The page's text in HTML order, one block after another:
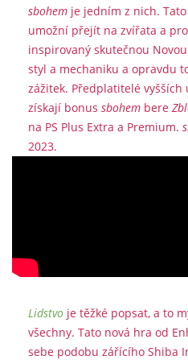
sbohem je jedním z nich.
umožní přejít na zvířata a
inspirovaný skutečnou
styl a mechaniku a opravdu
zážitek. Předplatitelé vyšších
získají bonus sbohem bere
na PS Plus Extra a Premium.
2023.
Lidstvo je těžké popsat, a to
všechny. Tato nová hra od
sebe podobu zářícího Shiba